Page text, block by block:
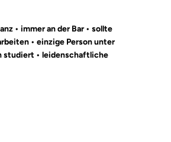
• immer an der Bar • sollte
• einzige Person unter
studiert • leidenschaftliche